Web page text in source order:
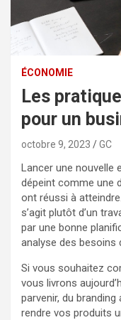
ÉCONOMIE
Les
pour un
octobre 9, 2023 GC
Lancer une nouvelle
dépeint comme une
ont réussi à
s’agit plutôt d’un
par une bonne
analyse des besoins
Si vous souhaitez
vous livrons
parvenir, du branding
rendre vos produits